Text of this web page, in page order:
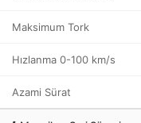
Maksimum Tork
Hızlanma 0-100 km/s
Azami Sürat